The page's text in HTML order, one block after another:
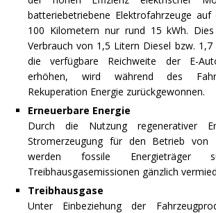
batteriebetriebene Elektrofahrzeuge
100 Kilometern nur rund 15 kWh.
Verbrauch von 1,5 Litern Diesel bzw.
die verfügbare Reichweite der E-
erhöhen, wird während des
Rekuperation Energie zurückgewonnen.
Erneuerbare Energie
Durch die Nutzung regenerativer
Stromerzeugung für den Betrieb von
werden fossile Energieträger
Treibhausgasemissionen gänzlich
Treibhausgase
Unter Einbeziehung der